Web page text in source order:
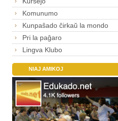
Komunumo
Kunpaŝado ĉirkaŭ la mondo
Pri la paĝaro
Lingva Klubo
NIAJ AMIKOJ